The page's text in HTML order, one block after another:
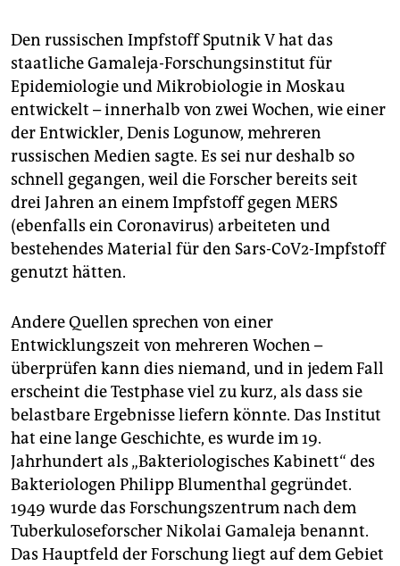
Den russischen Impfstoff Sputnik V hat das
staatliche Gamaleja-Forschungsinstitut für
Epidemiologie und Mikrobiologie in Moskau
entwickelt – innerhalb von zwei Wochen, wie einer
der Entwickler, Denis Logunow, mehreren
russischen Medien sagte. Es sei nur deshalb so
schnell gegangen, weil die Forscher bereits seit
drei Jahren an einem Impfstoff gegen MERS
(ebenfalls ein Coronavirus) arbeiteten und
bestehendes Material für den Sars-CoV2-Impfstoff
genutzt hätten.
Andere Quellen sprechen von einer
Entwicklungszeit von mehreren Wochen –
überprüfen kann dies niemand, und in jedem Fall
erscheint die Testphase viel zu kurz, als dass sie
belastbare Ergebnisse liefern könnte. Das Institut
hat eine lange Geschichte, es wurde im 19.
Jahrhundert als „Bakteriologisches Kabinett“ des
Bakteriologen Philipp Blumenthal gegründet.
1949 wurde das Forschungszentrum nach dem
Tuberkuloseforscher Nikolai Gamaleja benannt.
Das Hauptfeld der Forschung liegt auf dem Gebiet